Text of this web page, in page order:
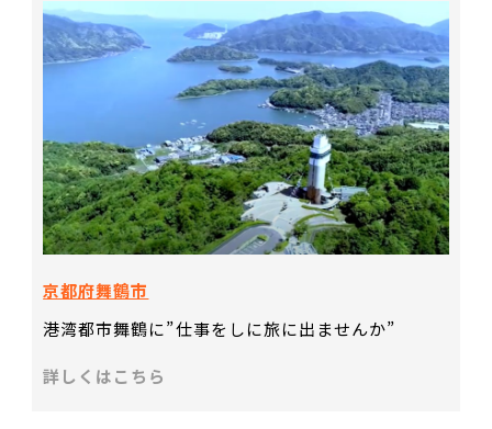
京都府舞鶴市
港湾都市舞鶴に”仕事をしに旅に出ませんか”
詳しくはこちら